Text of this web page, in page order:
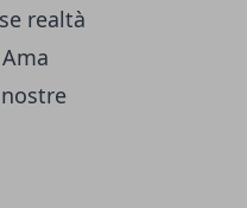
realtà